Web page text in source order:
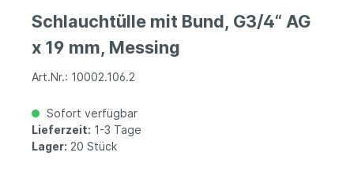
Schlauchtülle mit Bund, G3/4“ AG
x 19 mm, Messing
Art.Nr.: 10002.106.2
Sofort verfügbar
Lieferzeit: 1-3 Tage
Lager: 20 Stück